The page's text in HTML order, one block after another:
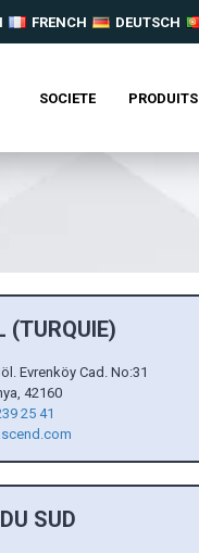
FRENCH DEUTSCH
SOCIETE PRODUITS
(TURQUIE)
Evrenköy Cad. No:31
42160
25 41
SUD